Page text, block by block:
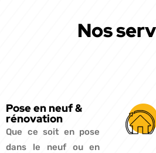
Nos
Pose en neuf &
rénovation
Que ce soit en pose
dans le neuf ou en